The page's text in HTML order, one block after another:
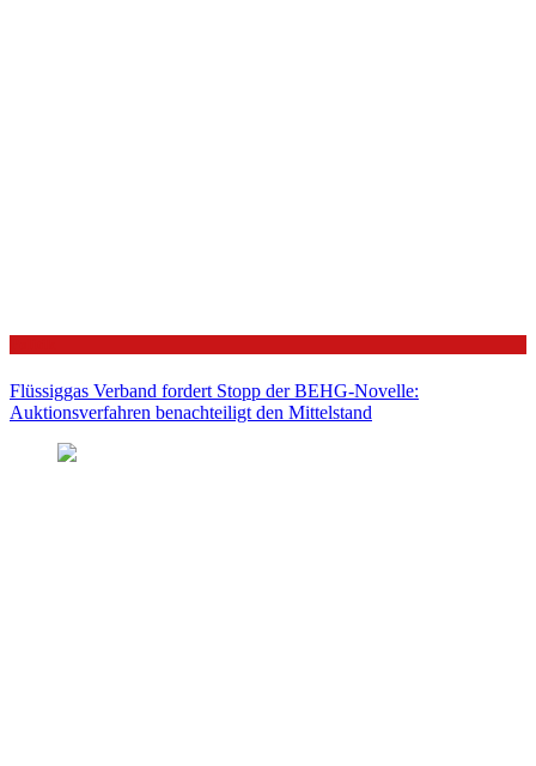
Flüssiggas Verband fordert Stopp der BEHG-Novelle:
Auktionsverfahren benachteiligt den Mittelstand